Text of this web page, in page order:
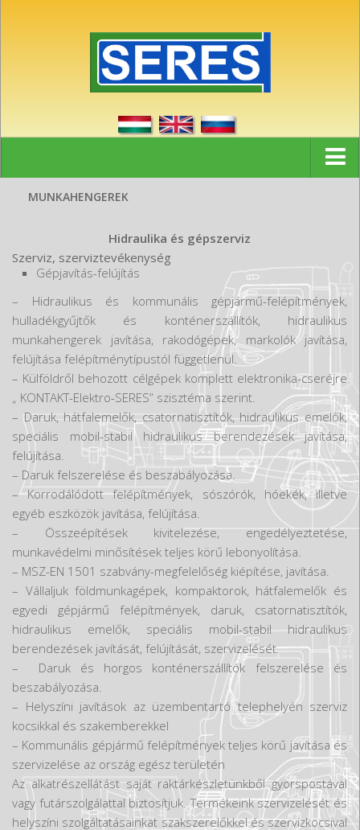
Kezdőlap
Referenciák
Partnerek
Cég
Kapcsolat
Hirdetések
MUNKAHENGEREK
Hidraulika és gépszerviz
Szerviz, szerviztevékenység
Gépjavítás-felújítás
– Hidraulikus és kommunális gépjármű-felépítmények,
hulladékgyűjtők és konténerszállítók, hidraulikus
munkahengerek javítása, rakodógépek, markolók javítása,
felújítása felépítménytípustól függetlenül.
– Külföldről behozott célgépek komplett elektronika-cseréjre
„ KONTAKT-Elektro-SERES” szisztéma szerint.
– Daruk, hátfalemelők, csatornatisztítók, hidraulikus emelők,
speciális mobil-stabil hidraulikus berendezések javítása,
felújítása.
– Daruk felszerelése és beszabályozása.
– Korrodálódott felépítmények, sószórók, hóekék, illetve
egyéb eszközök javítása, felújítása.
– Összeépítések kivitelezése, engedélyeztetése,
munkavédelmi minősítések teljes körű lebonyolítása.
– MSZ-EN 1501 szabvány-megfelelőség kiépítése, javítása.
– Vállaljuk földmunkagépek, kompaktorok, hátfalemelők és
egyedi gépjármű felépítmények, daruk, csatornatisztítók,
hidraulikus emelők, speciális mobil-stabil hidraulikus
berendezések javítását, felújítását, szervizelését.
– Daruk és horgos konténerszállítók felszerelése és
beszabályozása.
– Helyszíni javítások az üzembentartó telephelyén szerviz
kocsikkal és szakemberekkel
– Kommunális gépjármű felépítmények teljes körű javítása és
szervizelése az ország egész területén
Az alkatrészellátást saját raktárkészletünkből gyorspostával
vagy futárszolgálattal biztosítjuk. Termékeink szervizelését és
helyszíni szolgáltatásainkat szakszerelőkkel és szervizkocsival